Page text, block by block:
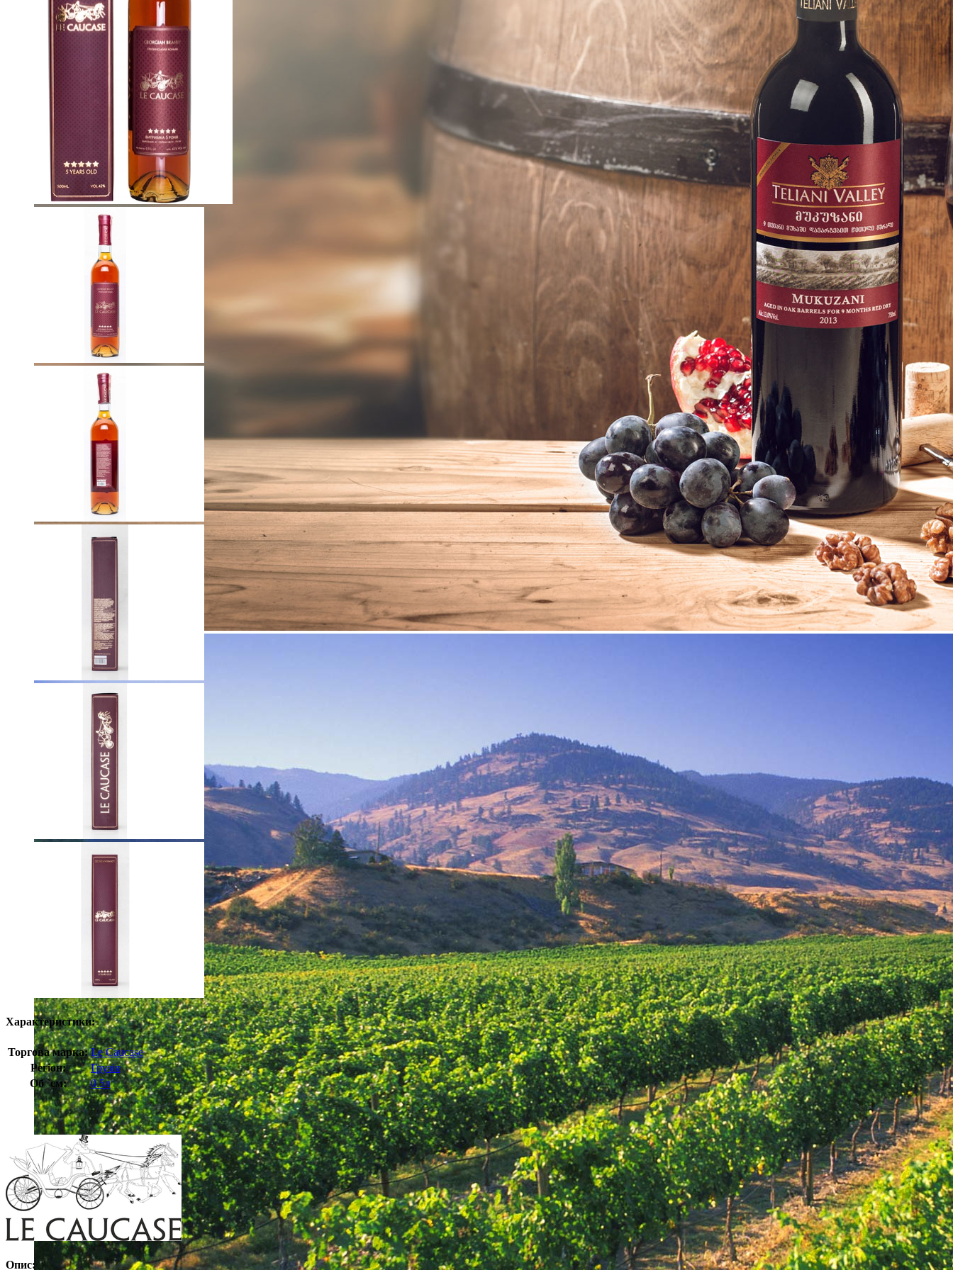
Характеристики:
Торгова марка: Le Caucase
Регіон:
Грузія
Об `єм:
0.5л
Опис:
Теліані Велі історія
Теліані Велі виробництво
Теліані Велі в світі
ПРОДУКЦІЯ
Горілка
Чача
НОВИНИ
MUNDUS VINI Grand International Wine Awa
Teliani Silver Bronze IWC 2019
Teliani Bronze Decanter 2019
Teliani Silver Bronze IWC 2019
Teliani Best in show Decanter 2019
Teliani Trophy IWC 2019
Teliani Bronze IWC 2018
Teliani Bronze IWC 2018
Teliani Silver IWC 2018
Teliani Trophy IWC 2018
КОНТРОЛЬ ЯКОСТІ
Теліані Велі
КОНТАКТИ
Менеджер з продажу (HoReCa)
Підтвердіть свій вік
Мені більше 18 років.
Мені менше 18 років.